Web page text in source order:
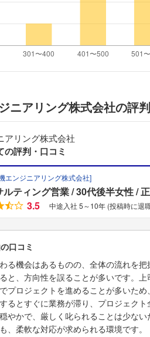
ニアリング株式会社の評
アリング株式会社
の評判・口コミ
エンジニアリング株式会社]
ルティング営業 30代後半女性
3.5
中途入社 5～10年 (投稿時に退
口コミ
る機会はあるものの、全体の流れを
と、方向性を誤ることが多いです。
プロジェクトを進めることが多いた
るとすぐに業務が滞り、プロジェク
やかで、厳しく叱られることは少な
、柔軟な対応が求められる環境です。